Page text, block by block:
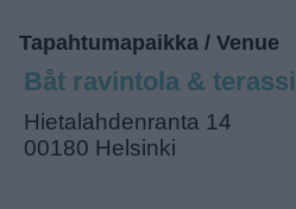
Tapahtumapaikka / Venue
Båt ravintola & terassi
Hietalahdenranta 14
00180 Helsinki